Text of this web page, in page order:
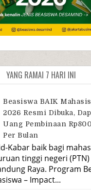
YANG RAMAI 7 HARI INI
Beasiswa BAIK
2026 Resmi Dibuka,
Uang Pembinaan
Per Bulan
Kabar baik bagi
tinggi negeri
Raya. Program
– Impact...